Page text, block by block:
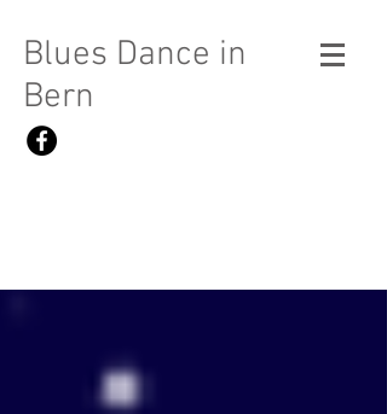
Blues Dance in
Bern